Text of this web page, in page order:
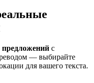
с
— выбирайте
для вашего текста.